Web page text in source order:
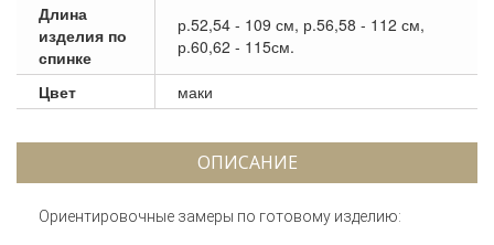
Длина
изделия по
спинке
р.52,54 - 109 см, р.56,58 - 112 см,
р.60,62 - 115см.
Цвет маки
ОПИСАНИЕ
Ориентировочные замеры по готовому изделию: